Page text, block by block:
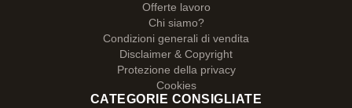
Offerte lavoro
Chi siamo?
Condizioni generali di vendita
Disclaimer & Copyright
Protezione della privacy
Cookies
CATEGORIE CONSIGLIATE